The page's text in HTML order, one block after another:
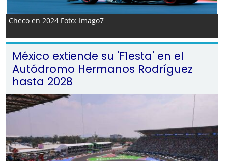
Checo en 2024 Foto: Imago7
México extiende su 'F1esta' en el
Autódromo Hermanos Rodríguez
hasta 2028